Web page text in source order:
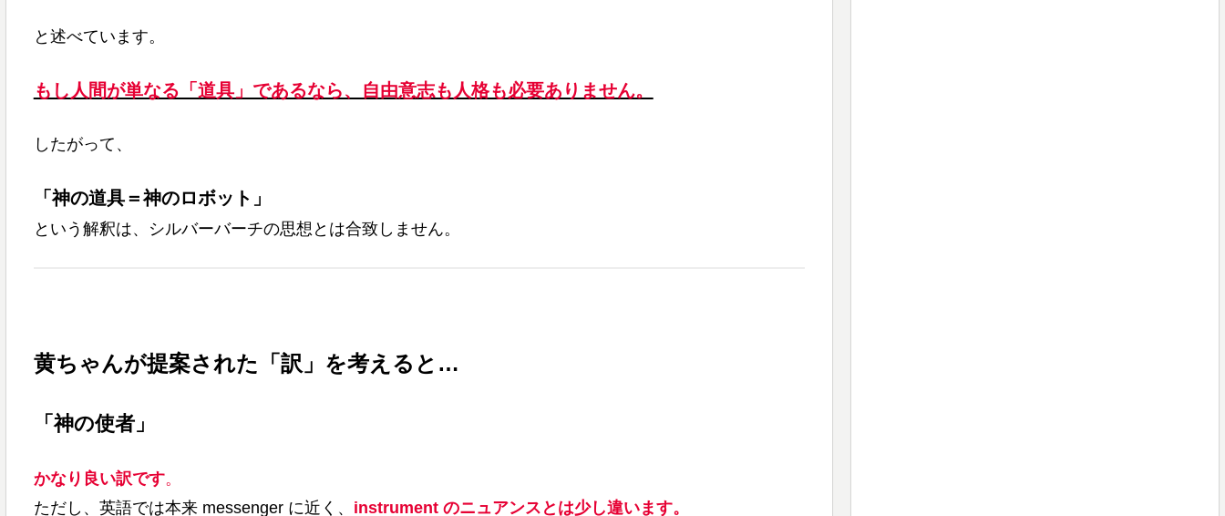
と述べています。
もし人間が単なる「道具」であるなら、自由意志も人格も必要ありません。
したがって、
「神の道具＝神のロボット」
という解釈は、シルバーバーチの思想とは合致しません。
黄ちゃんが提案された「訳」を考えると…
「神の使者」
かなり良い訳です。
ただし、英語では本来 messenger に近く、 instrument のニュアンスとは少し違います。